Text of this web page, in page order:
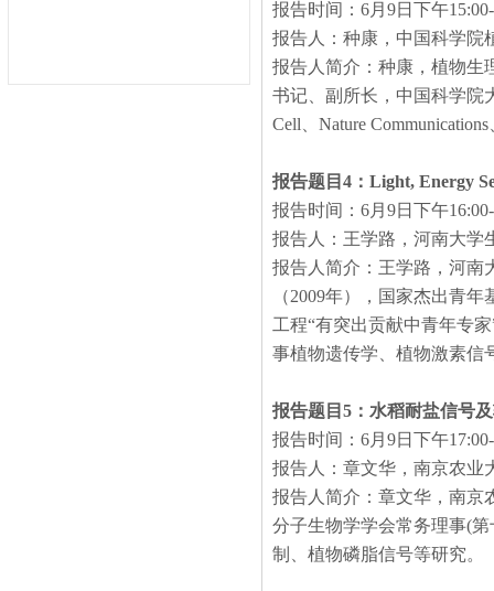
报告时间： 6月 9日下午
报告人：种康，中国科学院
报告人简介：种康，植物生
书记、副所长，中国科学院
Cell
Nature Communications
报告题目 4 ： Light, Energy
报告时间： 6月 9日下午
报告人：王学路，河南大学
报告人简介：王学路，河南
（2009年），国家杰出青年
工程“有突出贡献中青年专家
事植物遗传学、植物激素信
报告题目 5 ：水稻耐盐信号
报告时间： 6月 9日下午
报告人：章文华，南京农业
报告人简介：章文华，南京
分子生物学学会常务理事(第
制、植物磷脂信号等研究。